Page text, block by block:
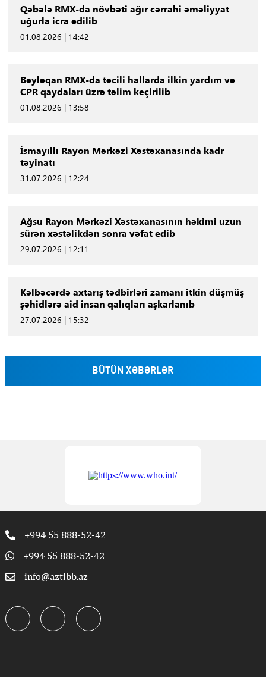
Qəbələ RMX-da növbəti ağır cərrahi əməliyyat
uğurla icra edilib
01.08.2026 | 14:42
Beyləqan RMX-da təcili hallarda ilkin yardım və
CPR qaydaları üzrə təlim keçirilib
01.08.2026 | 13:58
İsmayıllı Rayon Mərkəzi Xəstəxanasında kadr
təyinatı
31.07.2026 | 12:24
Ağsu Rayon Mərkəzi Xəstəxanasının həkimi uzun
sürən xəstəlikdən sonra vəfat edib
29.07.2026 | 12:11
Kəlbəcərdə axtarış tədbirləri zamanı itkin düşmüş
şəhidlərə aid insan qalıqları aşkarlanıb
27.07.2026 | 15:32
BÜTÜN XƏBƏRLƏR
+994 55 888-52-42
+994 55 888-52-42
info@aztibb.az